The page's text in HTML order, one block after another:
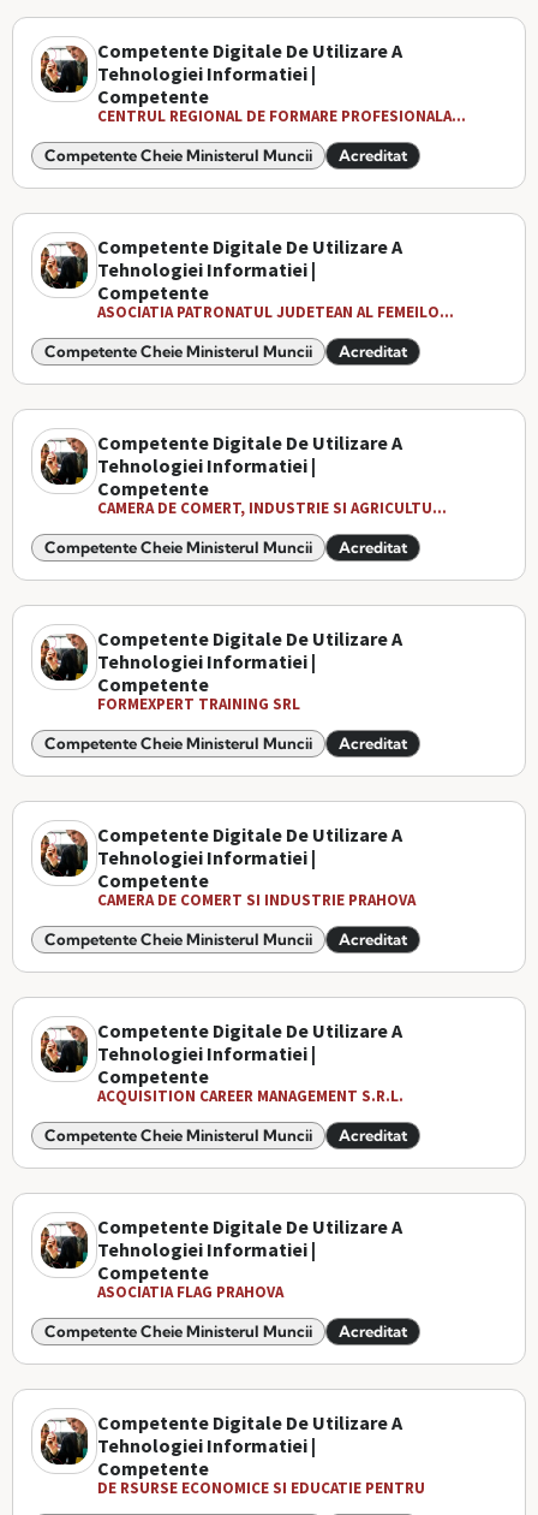
Competente Digitale De Utilizare A
Tehnologiei Informatiei |
Competente
CENTRUL REGIONAL DE FORMARE PROFESIONALA...
Competente Cheie Ministerul Muncii Acreditat
Competente Digitale De Utilizare A
Tehnologiei Informatiei |
Competente
ASOCIATIA PATRONATUL JUDETEAN AL FEMEILO...
Competente Cheie Ministerul Muncii Acreditat
Competente Digitale De Utilizare A
Tehnologiei Informatiei |
Competente
CAMERA DE COMERT, INDUSTRIE SI AGRICULTU...
Competente Cheie Ministerul Muncii Acreditat
Competente Digitale De Utilizare A
Tehnologiei Informatiei |
Competente
FORMEXPERT TRAINING SRL
Competente Cheie Ministerul Muncii Acreditat
Competente Digitale De Utilizare A
Tehnologiei Informatiei |
Competente
CAMERA DE COMERT SI INDUSTRIE PRAHOVA
Competente Cheie Ministerul Muncii Acreditat
Competente Digitale De Utilizare A
Tehnologiei Informatiei |
Competente
ACQUISITION CAREER MANAGEMENT S.R.L.
Competente Cheie Ministerul Muncii Acreditat
Competente Digitale De Utilizare A
Tehnologiei Informatiei |
Competente
ASOCIATIA FLAG PRAHOVA
Competente Cheie Ministerul Muncii Acreditat
Competente Digitale De Utilizare A
Tehnologiei Informatiei |
Competente
DE RSURSE ECONOMICE SI EDUCATIE PENTRU